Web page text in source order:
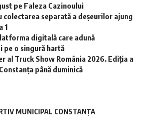
pe Faleza Cazinoului
colectarea separată a deșeurilor ajung
1
digitală care adună
o singură hartă
al Truck Show România 2026. Ediția a
până duminică
MUNICIPAL CONSTANŢA